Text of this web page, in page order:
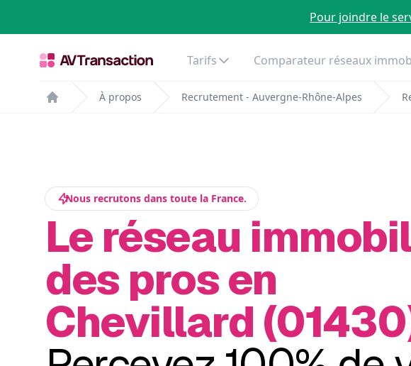
Pour joindre le
Tarifs Comparateur réseaux
Home
À propos Recrutement - Auvergne-Rhône-Alpes
Nous recrutons dans toute la France.
Le réseau
des pros en
Chevillard